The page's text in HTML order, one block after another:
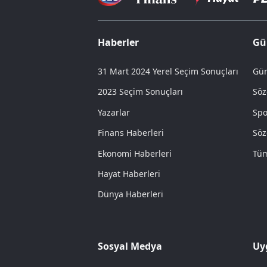
Haberler
31 Mart 2024 Yerel Seçim Sonuçları
2023 Seçim Sonuçları
Yazarlar
Finans Haberleri
Ekonomi Haberleri
Hayat Haberleri
Dünya Haberleri
Sosyal Medya